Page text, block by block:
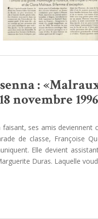
:
novembre
faisant, ses amis
de classe, Françoise
Elle devient
Duras. Laquelle